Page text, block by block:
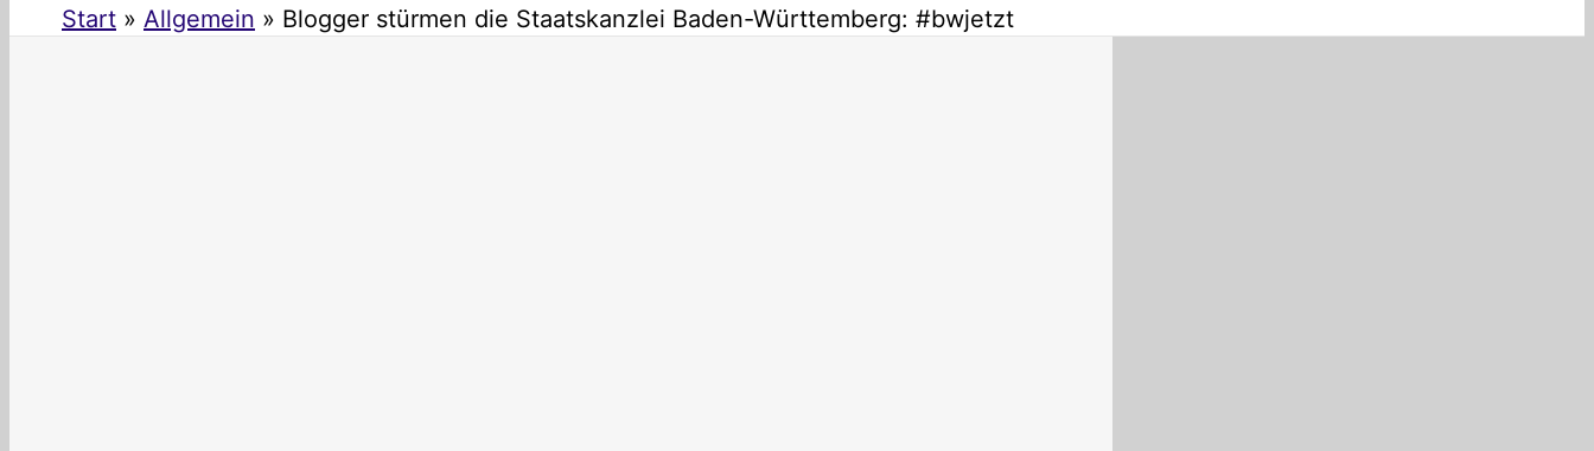
Start Allgemein Blogger stürmen die Staatskanzlei Baden-Württemberg: #bwjetzt